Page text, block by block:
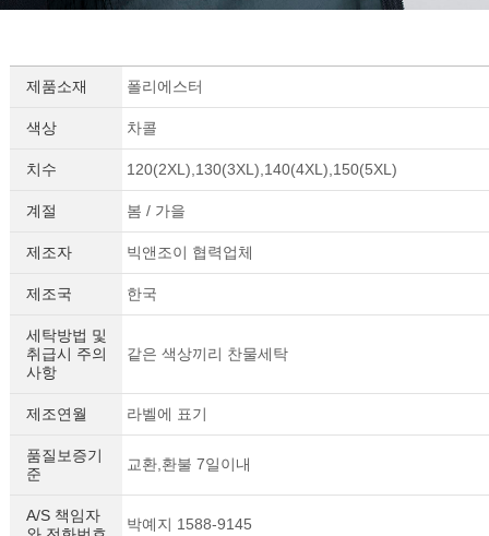
제품소재 폴리에스터
색상 차콜
치수 120(2XL),130(3XL),140(4XL),150(5XL)
계절 봄 / 가을
제조자 빅앤조이 협력업체
제조국 한국
세탁방법 및
취급시 주의
사항
같은 색상끼리 찬물세탁
제조연월 라벨에 표기
품질보증기
준
교환,환불 7일이내
A/S 책임자
박예지 1588-9145